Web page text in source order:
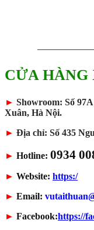
CỬA HÀNG
► Showroom: Số
Xuân, Hà Nội.
► Địa chỉ: Số 435
► Hotline: 0934
► Website: https:/
► Email:
► Facebook:https://